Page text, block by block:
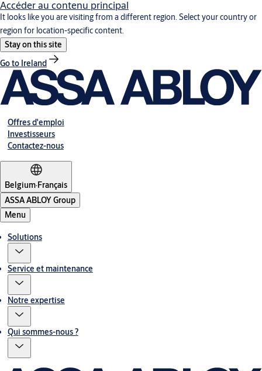
Accéder au contenu principal
It looks like you are visiting from a different region. Select your country or
region for location-specific content.
Stay on this site
Go to Ireland
Offres d'emploi
Investisseurs
Contactez-nous
Belgium·Français
ASSA ABLOY Group
Menu
Solutions
Service et maintenance
Notre expertise
Qui sommes-nous ?